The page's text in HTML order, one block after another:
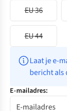
EU 36
EU 44
Laat je e-
bericht als
E-mailadres: